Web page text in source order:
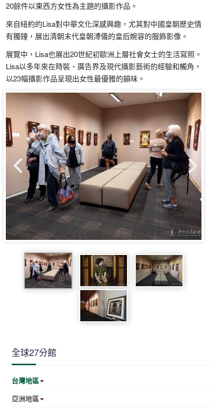
20餘件以東西方女性為主題的攝影作品。
來自紐約的Lisa對中華文化深感興趣，尤其對中國皇朝歷史情
有獨鐘，展出清朝末代皇朝溥儀的皇后婉容的服飾影像。
展覽中，Lisa也展出20世紀初歐洲上層社會女士的生活寫照。
Lisa以多年來在時裝、廣告界及現代攝影藝術的經驗和觸角，
以23幅攝影作品呈現出女性最優雅的韻味。
全球27分館
台灣地區
亞洲地區